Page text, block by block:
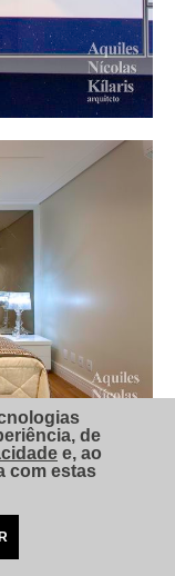
de
e, ao
com estas